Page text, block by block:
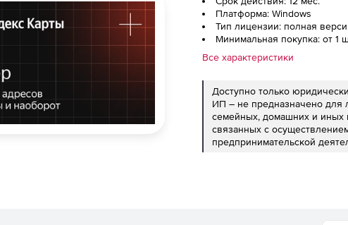
Платформа: Windows
Тип лицензии: полная
Минимальная покупка: от 1
Все характеристики
Доступно только
ИП – не предназначено для
семейных, домашних и иных
связанных с
предпринимательской